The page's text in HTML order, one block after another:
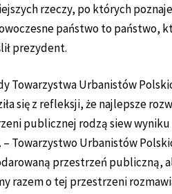
rzeczy, po których
państwo to państwo,
prezydent.
Towarzystwa Urbanistów
się z refleksji, że najlepsze
publicznej rodzą siew wyniku
– Towarzystwo Urbanistów
przestrzeń publiczną,
razem o tej przestrzeni